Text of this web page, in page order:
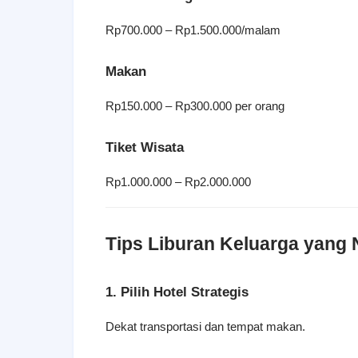
Rp700.000 – Rp1.500.000/malam
Makan
Rp150.000 – Rp300.000 per orang
Tiket Wisata
Rp1.000.000 – Rp2.000.000
Tips Liburan Keluarga yang
1. Pilih Hotel Strategis
Dekat transportasi dan tempat makan.